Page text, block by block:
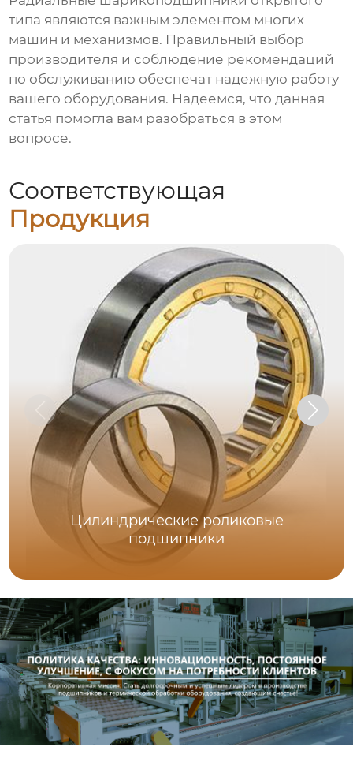
типа являются важным элементом многих
машин и механизмов. Правильный выбор
производителя и соблюдение рекомендаций
по обслуживанию обеспечат надежную работу
вашего оборудования. Надеемся, что данная
статья помогла вам разобраться в этом
вопросе.
Соответствующая
Продукция
Цилиндрические роликовые
подшипники